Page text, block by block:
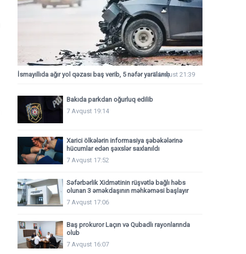
İsmayıllıda ağır yol qəzası baş verib, 5 nəfər yaralanıb7 Avqust 21:39
Bakıda parkdan oğurluq edilib
7 Avqust 19:14
Xarici ölkələrin informasiya şəbəkələrinə
hücumlar edən şəxslər saxlanıldı
7 Avqust 17:52
Səfərbərlik Xidmətinin rüşvətlə bağlı həbs
olunan 3 əməkdaşının məhkəməsi başlayır
7 Avqust 17:06
Baş prokuror Laçın və Qubadlı rayonlarında
olub
7 Avqust 16:07